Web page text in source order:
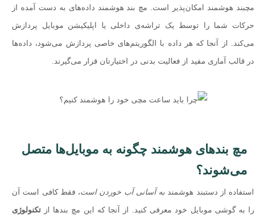
مچبند هوشمند امکان‌پذیر است. مچ بند هوشمند داده‌های به دست آمده از
حرکات شما را توسط یک تراشه‌ی داخلی یا اپلیکیشن موبایل پردازش
می‌کند. از آنجا که هر داده با الگوریتم‌های خاصی پردازش می‌شود، داده‌ها
در قالب آماری مفید از فعالیت بدنی در اختیارتان قرار می‌گیرند.
مچ بندهای هوشمند چگونه به موبایل‌ها متصل
می‌شوند؟
استفاده از دستبند هوشمند به آسانی آب خوردن است، فقط کافی است آن
را به گوشی موبایل خود معرفی کنید. از آنجا که این مچ بندها از تکنولوژی